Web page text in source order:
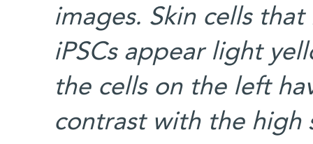
images. Skin cells
iPSCs appear light
the cells on the left
contrast with the high